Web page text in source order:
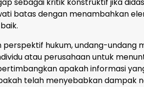
batas dengan menambahkan
perspektif hukum, undang-undang
atau perusahaan untuk
apakah informasi
telah menyebabkan dampak